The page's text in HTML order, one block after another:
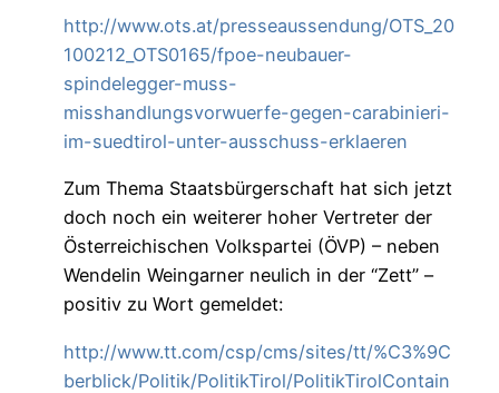
http://www.ots.at/presseaussendung/OTS_20
100212_OTS0165/fpoe-neubauer-
spindelegger-muss-
misshandlungsvorwuerfe-gegen-carabinieri-
im-suedtirol-unter-ausschuss-erklaeren
Zum Thema Staatsbürgerschaft hat sich jetzt
doch noch ein weiterer hoher Vertreter der
Österreichischen Volkspartei (ÖVP) – neben
Wendelin Weingarner neulich in der “Zett” –
positiv zu Wort gemeldet:
http://www.tt.com/csp/cms/sites/tt/%C3%9C
berblick/Politik/PolitikTirol/PolitikTirolContain